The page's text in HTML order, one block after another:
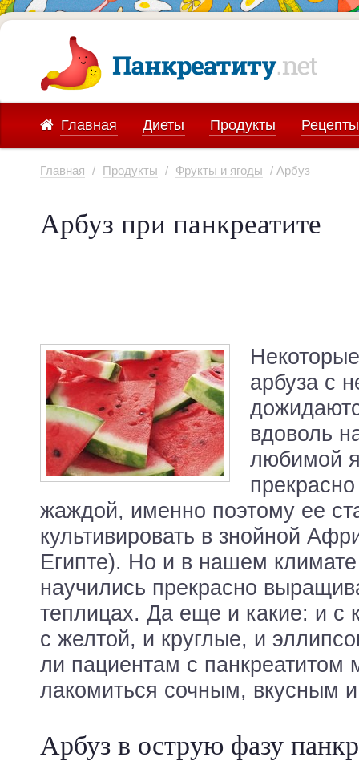
Главная Диеты Продукты Рецепты
Главная / Продукты / Фрукты и ягоды / Арбуз
Арбуз при панкреатите
арбуза с
вдоволь
любимой
жаждой, именно поэтому ее
культивировать в знойной
Египте). Но и в нашем
научились прекрасно
теплицах. Да еще и какие: и с
с желтой, и круглые, и
ли пациентам с панкреатитом
лакомиться сочным, вкусным
Арбуз в острую фазу